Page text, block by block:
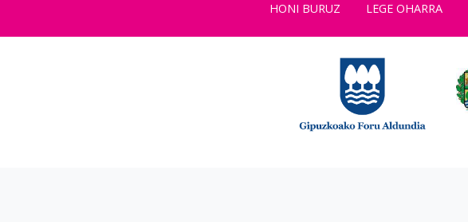
HONI BURUZ LEGE OHARRA